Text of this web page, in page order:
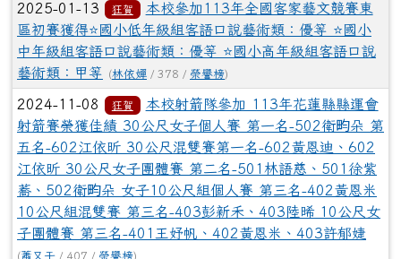
2025-01-13 狂賀
本校參加113年全國客家藝文競賽東
區初賽獲得⭐️國小低年級組客語口說藝術類：優等 ⭐️國小
中年級組客語口說藝術類：優等 ⭐️國小高年級組客語口說
藝術類：甲等
(林依嬋 / 378 / 榮譽榜)
2024-11-08 狂賀
本校射箭隊參加 113年花蓮縣縣運會
射箭賽榮獲佳績 30公尺女子個人賽 第一名-502衛畇朵 第
五名-602江依昕 30公尺混雙賽第一名-602黃恩迪、602
江依昕 30公尺女子團體賽 第二名-501林語慈、501徐紫
蕎、502衛畇朵 女子10公尺組個人賽 第三名-402黃恩米
10公尺組混雙賽 第三名-403彭新禾、403陸晞 10公尺女
子團體賽 第三名-401王妤帆、402黃恩米、403許郁婕
(蕭又壬 / 407 / 榮譽榜)